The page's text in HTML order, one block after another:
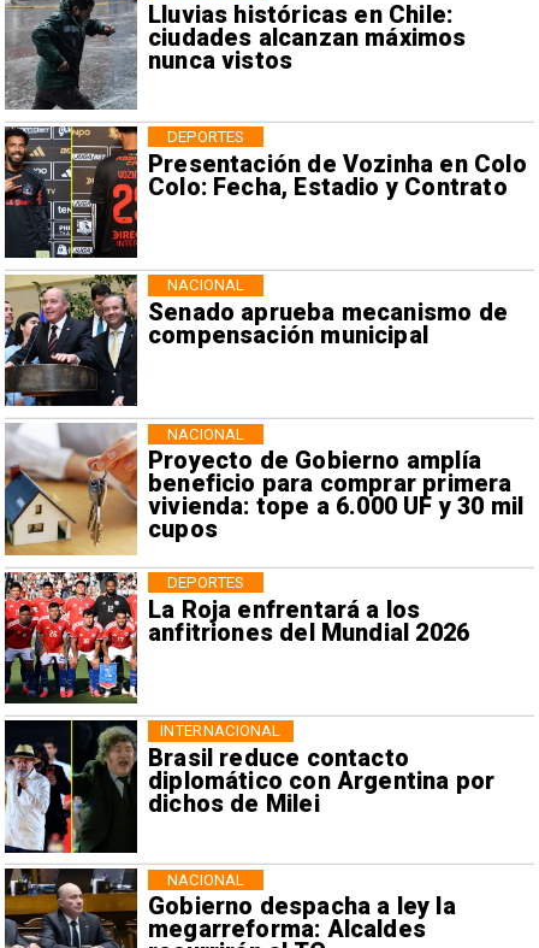
Lluvias históricas en Chile:
ciudades alcanzan máximos
nunca vistos
Presentación de Vozinha en Colo
Colo: Fecha, Estadio y Contrato
DEPORTES
Senado aprueba mecanismo de
compensación municipal
NACIONAL
Proyecto de Gobierno amplía
beneficio para comprar primera
vivienda: tope a 6.000 UF y 30 mil
cupos
NACIONAL
La Roja enfrentará a los
anfitriones del Mundial 2026
DEPORTES
Brasil reduce contacto
diplomático con Argentina por
dichos de Milei
INTERNACIONAL
Gobierno despacha a ley la
megarreforma: Alcaldes
NACIONAL